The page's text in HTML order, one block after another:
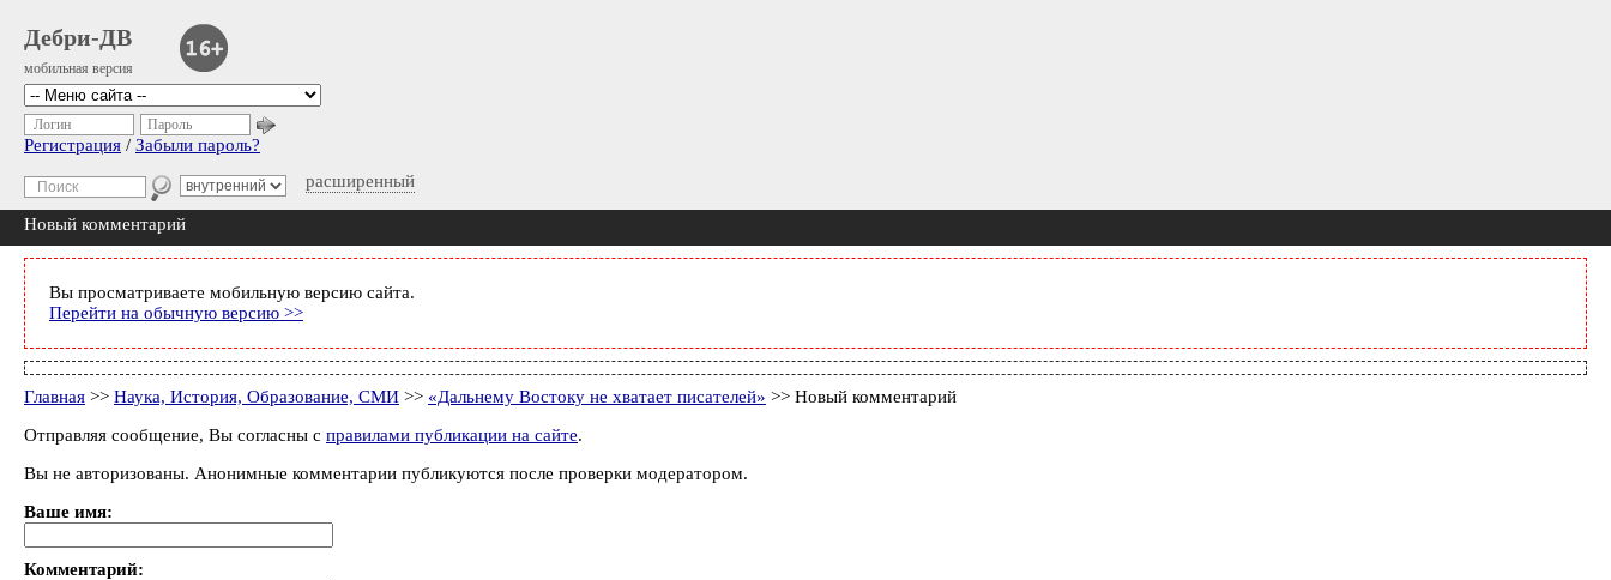
Дебри-ДВ
мобильная версия
расширенный
Логин Пароль
Регистрация / Забыли пароль?
Новый комментарий
Вы просматриваете мобильную версию сайта.
Перейти на обычную версию >>
Главная >> Наука, История, Образование, СМИ >> «Дальнему Востоку не хватает писателей» >> Новый комментарий
Отправляя сообщение, Вы согласны с правилами публикации на сайте.
Вы не авторизованы. Анонимные комментарии публикуются после проверки модератором.
Ваше имя:
Комментарий: